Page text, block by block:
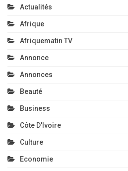
Actualités
Afrique
Afriquematin TV
Annonce
Annonces
Beauté
Business
Côte D'Ivoire
Culture
Economie